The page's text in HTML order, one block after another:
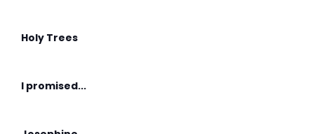
Holy Trees
I promised...